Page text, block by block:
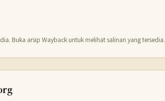
Buka arsip Wayback untuk melihat salinan yang tersedia.